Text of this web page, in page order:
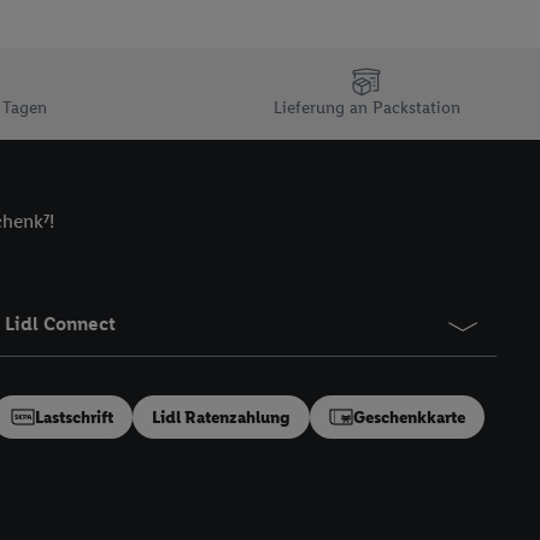
Lieferung an Packstation
Lidl Connect
Lastschrift Lidl Ratenzahlung Geschenkkarte
bestehendes Lidl
Online-Kennung
verwenden
auszuspielen.
Technologie in
verfügbar ist.
und einer
Kennung
speziell zur
generell zu
„Nutzung der
(nur für